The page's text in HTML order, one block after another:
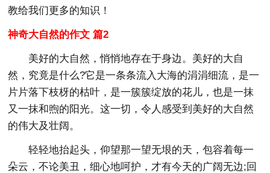
教给我们更多的知识！
神奇大自然的作文 篇2
美好的大自然，悄悄地存在于身边。美好的大自
然，究竟是什么?它是一条条流入大海的涓涓细流，是一
片片落下枝枒的枯叶，是一簇簇绽放的花儿，也是一抹
又一抹和煦的阳光。这一切，令人感受到美好的大自然
的伟大及壮阔。
轻轻地抬起头，仰望那一望无垠的天，包容着每一
朵云，不论美丑，细心地呵护，才有今天的广阔无边;回